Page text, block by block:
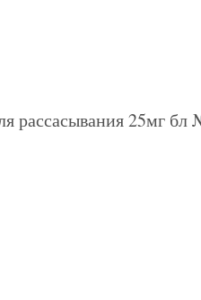
рассасывания 25мг бл